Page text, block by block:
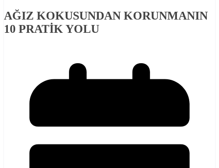
AĞIZ KOKUSUNDAN KORUNMANIN
10 PRATİK YOLU